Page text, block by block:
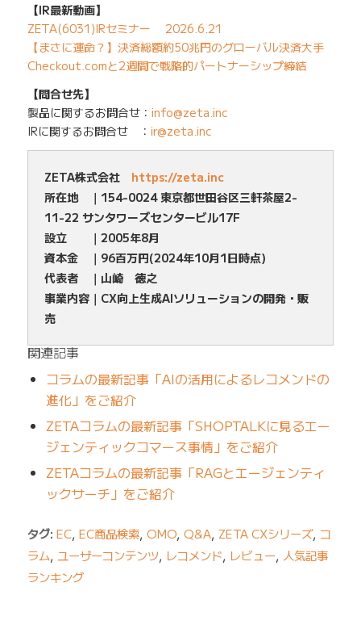
【IR最新動画】
ZETA(6031)IRセミナー 2026.6.21
【まさに運命？】決済総額約50兆円のグローバル決済大手
Checkout.comと2週間で戦略的パートナーシップ締結
【問合せ先】
製品に関するお問合せ： info@zeta.inc
IRに関するお問合せ ： ir@zeta.inc
ZETA株式会社 https://zeta.inc
所在地 ｜154-0024 東京都世田谷区三軒茶屋2-
11-22 サンタワーズセンタービル17F
設立 ｜2005年8月
資本金 ｜96百万円(2024年10月1日時点)
代表者 ｜山崎 徳之
事業内容｜CX向上生成AIソリューションの開発・販
売
関連記事
コラムの最新記事「AIの活用によるレコメンドの
進化」をご紹介
ZETAコラムの最新記事「SHOPTALKに見るエー
ジェンティックコマース事情」をご紹介
ZETAコラムの最新記事「RAGとエージェンティ
ックサーチ」をご紹介
タグ: EC, EC商品検索, OMO, Q&A, ZETA CXシリーズ, コ
ラム, ユーザーコンテンツ, レコメンド, レビュー, 人気記事
ランキング